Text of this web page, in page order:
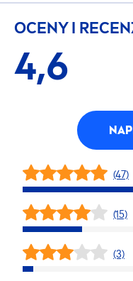
OCENY I
4,6
(47)
(15)
(3)